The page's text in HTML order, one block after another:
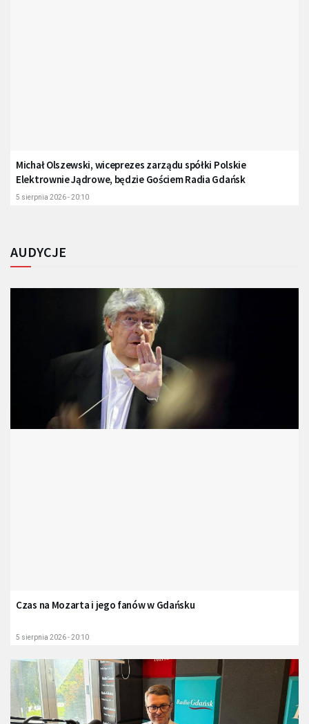
Michał Olszewski, wiceprezes zarządu spółki Polskie
Elektrownie Jądrowe, będzie Gościem Radia Gdańsk
5 sierpnia 2026 - 20:10
AUDYCJE
Czas na Mozarta i jego fanów w Gdańsku
5 sierpnia 2026 - 20:10